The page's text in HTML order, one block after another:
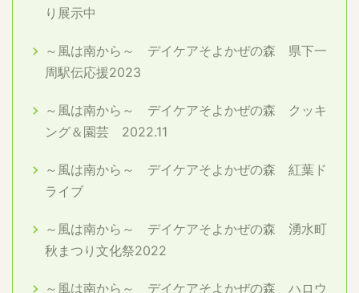
り展示中
～風は南から～ デイケアそよかぜの森 県下一
周駅伝応援2023
～風は南から～ デイケアそよかぜの森 クッキ
ング＆園芸 2022.11
～風は南から～ デイケアそよかぜの森 紅葉ド
ライブ
～風は南から～ デイケアそよかぜの森 湧水町
秋まつり文化祭2022
～風は南から～ デイケアそよかぜの森 ハロウ